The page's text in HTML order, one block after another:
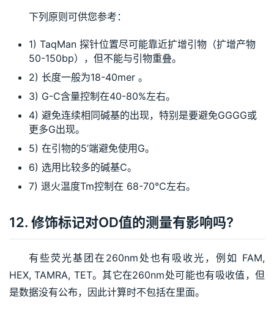
下列原则可供您参考：
1) TaqMan 探针位置尽可能靠近扩增引物（扩增产物
50-150bp），但不能与引物重叠。
2) 长度一般为18-40mer 。
3) G-C含量控制在40-80%左右。
4) 避免连续相同碱基的出现，特别是要避免GGGG或
更多G出现。
5) 在引物的5’端避免使用G。
6) 选用比较多的碱基C。
7) 退火温度Tm控制在 68-70℃左右。
12. 修饰标记对OD值的测量有影响吗?
有些荧光基团在260nm处也有吸收光，例如 FAM,
HEX, TAMRA, TET。其它在260nm处可能也有吸收值，但
是数据没有公布，因此计算时不包括在里面。